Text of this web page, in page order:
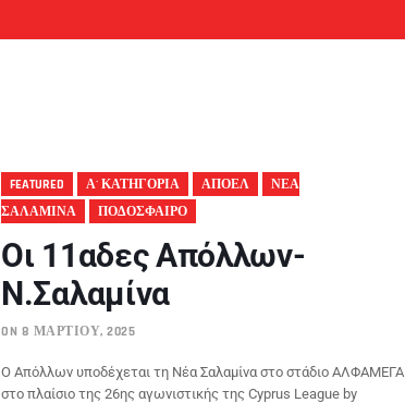
FEATURED Α' ΚΑΤΗΓΟΡΙΑ ΑΠΟΕΛ
ΝΕΑ
ΣΑΛΑΜΙΝΑ
ΠΟΔΟΣΦΑΙΡΟ
Οι 11αδες Απόλλων-
Ν.Σαλαμίνα
ON 8 ΜΑΡΤΊΟΥ, 2025
Ο Απόλλων υποδέχεται τη Νέα Σαλαμίνα στο στάδιο ΑΛΦΑΜΕΓΑ
στο πλαίσιο της 26ης αγωνιστικής της Cyprus League by